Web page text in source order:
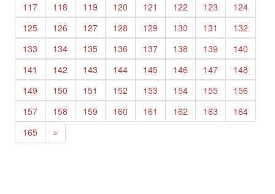
117
118 119 120 121 122 123
124
125
126 127 128 129 130 131
132
133
134 135 136 137 138 139
140
141
142 143 144 145 146 147
148
149
150 151 152 153 154 155
156
157
158 159 160 161 162 163
164
165
»